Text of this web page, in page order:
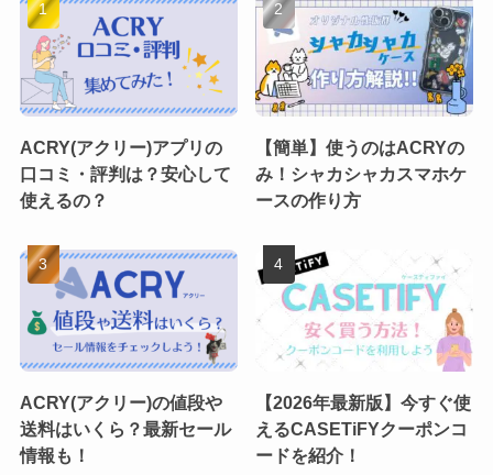
ACRY(アクリー)アプリの
口コミ・評判は？安心して
使えるの？
【簡単】使うのはACRYの
み！シャカシャカスマホケ
ースの作り方
ACRY(アクリー)の値段や
送料はいくら？最新セール
情報も！
【2026年最新版】今すぐ使
えるCASETiFYクーポンコ
ードを紹介！